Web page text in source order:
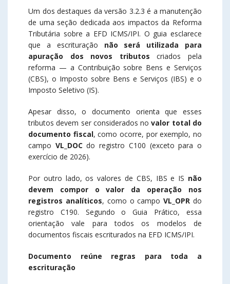
Um dos destaques da versão 3.2.3 é a manutenção
de uma seção dedicada aos impactos da Reforma
Tributária sobre a EFD ICMS/IPI. O guia esclarece
que a escrituração não será utilizada para
apuração dos novos tributos criados pela
reforma — a Contribuição sobre Bens e Serviços
(CBS), o Imposto sobre Bens e Serviços (IBS) e o
Imposto Seletivo (IS).
Apesar disso, o documento orienta que esses
tributos devem ser considerados novalor total do
documento fiscal, como ocorre, por exemplo, no
campo VL_DOCdo registro C100 (exceto para o
exercício de 2026).
Por outro lado, os valores de CBS, IBS e IS não
devem compor o valor da operação nos
registros analíticos, como o campoVL_OPR do
registro C190. Segundo o Guia Prático, essa
orientação vale para todos os modelos de
documentos fiscais escriturados na EFD ICMS/IPI.
Documento reúne regras para toda a
escrituração